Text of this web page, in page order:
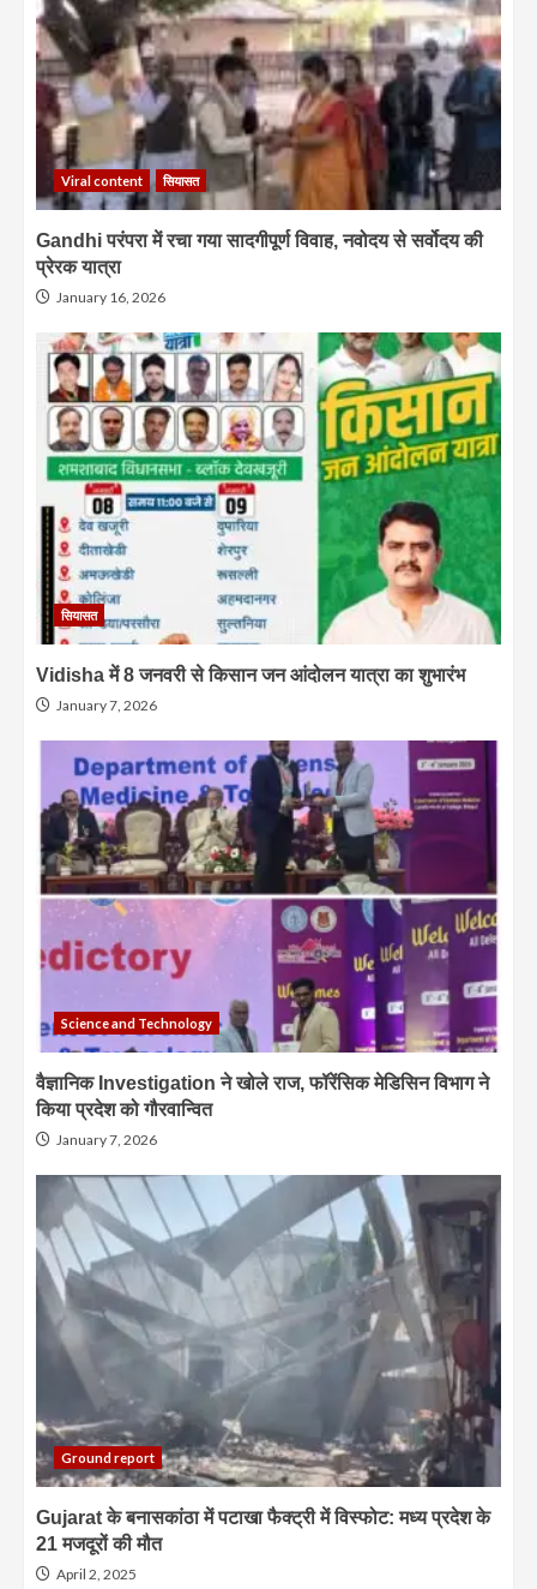
Viral content सियासत
Gandhi परंपरा में रचा गया सादगीपूर्ण विवाह, नवोदय से सर्वोदय की
प्रेरक यात्रा
January 16, 2026
सियासत
Vidisha में 8 जनवरी से किसान जन आंदोलन यात्रा का शुभारंभ
January 7, 2026
Science and Technology
वैज्ञानिक Investigation ने खोले राज, फॉरेंसिक मेडिसिन विभाग ने
किया प्रदेश को गौरवान्वित
January 7, 2026
Ground report
Gujarat के बनासकांठा में पटाखा फैक्ट्री में विस्फोट: मध्य प्रदेश के
21 मजदूरों की मौत
April 2, 2025